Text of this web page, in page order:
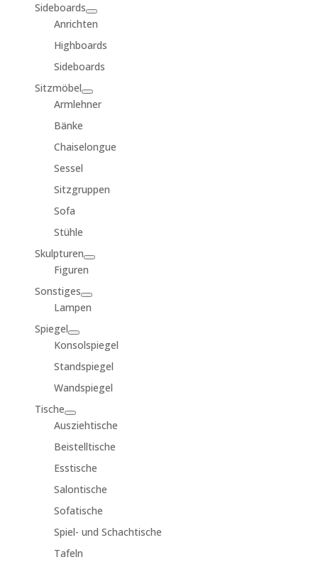
Sideboards
Anrichten
Highboards
Sideboards
Sitzmöbel
Armlehner
Bänke
Chaiselongue
Sessel
Sitzgruppen
Sofa
Stühle
Skulpturen
Figuren
Sonstiges
Lampen
Spiegel
Konsolspiegel
Standspiegel
Wandspiegel
Tische
Ausziehtische
Beistelltische
Esstische
Salontische
Sofatische
Spiel- und Schachtische
Tafeln